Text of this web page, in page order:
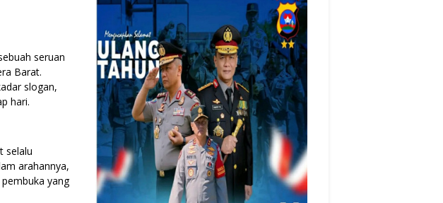
seruan
Barat.
slogan,
hari.
selalu
arahannya,
yang